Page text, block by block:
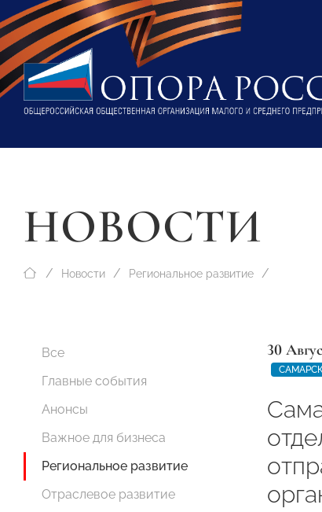
НОВОСТИ
Новости Региональное развитие
Все
Главные события
Анонсы
Важное для бизнеса
Региональное развитие
Отраслевое развитие
30